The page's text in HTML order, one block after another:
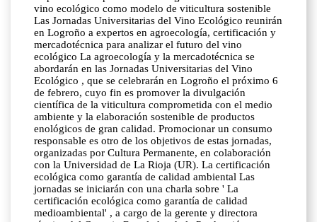
vino ecológico como modelo de viticultura sostenible
Las Jornadas Universitarias del Vino Ecológico reunirán
en Logroño a expertos en agroecología, certificación y
mercadotécnica para analizar el futuro del vino
ecológico La agroecología y la mercadotécnica se
abordarán en las Jornadas Universitarias del Vino
Ecológico , que se celebrarán en Logroño el próximo 6
de febrero, cuyo fin es promover la divulgación
científica de la viticultura comprometida con el medio
ambiente y la elaboración sostenible de productos
enológicos de gran calidad. Promocionar un consumo
responsable es otro de los objetivos de estas jornadas,
organizadas por Cultura Permanente, en colaboración
con la Universidad de La Rioja (UR). La certificación
ecológica como garantía de calidad ambiental Las
jornadas se iniciarán con una charla sobre ' La
certificación ecológica como garantía de calidad
medioambiental' , a cargo de la gerente y directora